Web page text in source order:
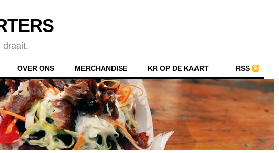
draait.
OVER ONS MERCHANDISE KR OP DE KAART RSS